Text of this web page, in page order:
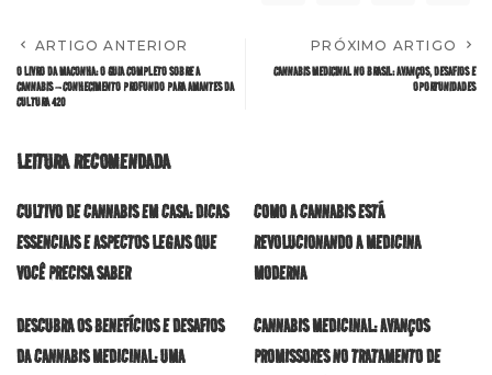
ARTIGO ANTERIOR
O LIVRO DA MACONHA: O GUIA COMPLETO SOBRE A
CANNABIS – CONHECIMENTO PROFUNDO PARA AMANTES DA
CULTURA 420
PRÓXIMO ARTIGO
CANNABIS MEDICINAL NO BRASIL: AVANÇOS, DESAFIOS E
OPORTUNIDADES
LEITURA RECOMENDADA
CULTIVO DE CANNABIS EM CASA: DICAS
ESSENCIAIS E ASPECTOS LEGAIS QUE
VOCÊ PRECISA SABER
COMO A CANNABIS ESTÁ
REVOLUCIONANDO A MEDICINA
MODERNA
DESCUBRA OS BENEFÍCIOS E DESAFIOS
DA CANNABIS MEDICINAL: UMA
CANNABIS MEDICINAL: AVANÇOS
PROMISSORES NO TRATAMENTO DE